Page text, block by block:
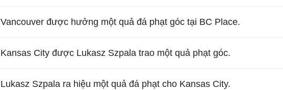
Vancouver được hưởng một quả đá phạt góc tại BC Place.
Kansas City được Lukasz Szpala trao một quả phạt góc.
Lukasz Szpala ra hiệu một quả đá phạt cho Kansas City.